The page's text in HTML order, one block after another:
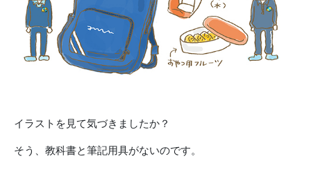
イラストを見て気づきましたか？
そう、教科書と筆記用具がないのです。